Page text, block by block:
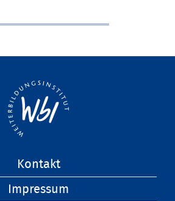
Kontakt
Impressum